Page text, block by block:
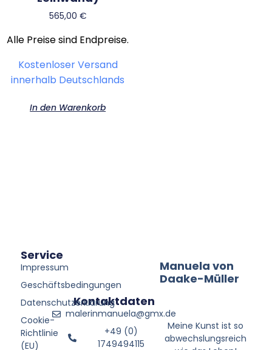
565,00 €
Alle Preise sind Endpreise.
Kostenloser Versand
innerhalb Deutschlands
In den Warenkorb
Service
Impressum
Geschäftsbedingungen
Datenschutzerklärung
Cookie-
Richtlinie
(EU)
Manuela von
Daake-Müller
Meine Kunst ist so
abwechslungsreich
Kontaktdaten
malerinmanuela@gmx.de
+49 (0)
1749494115